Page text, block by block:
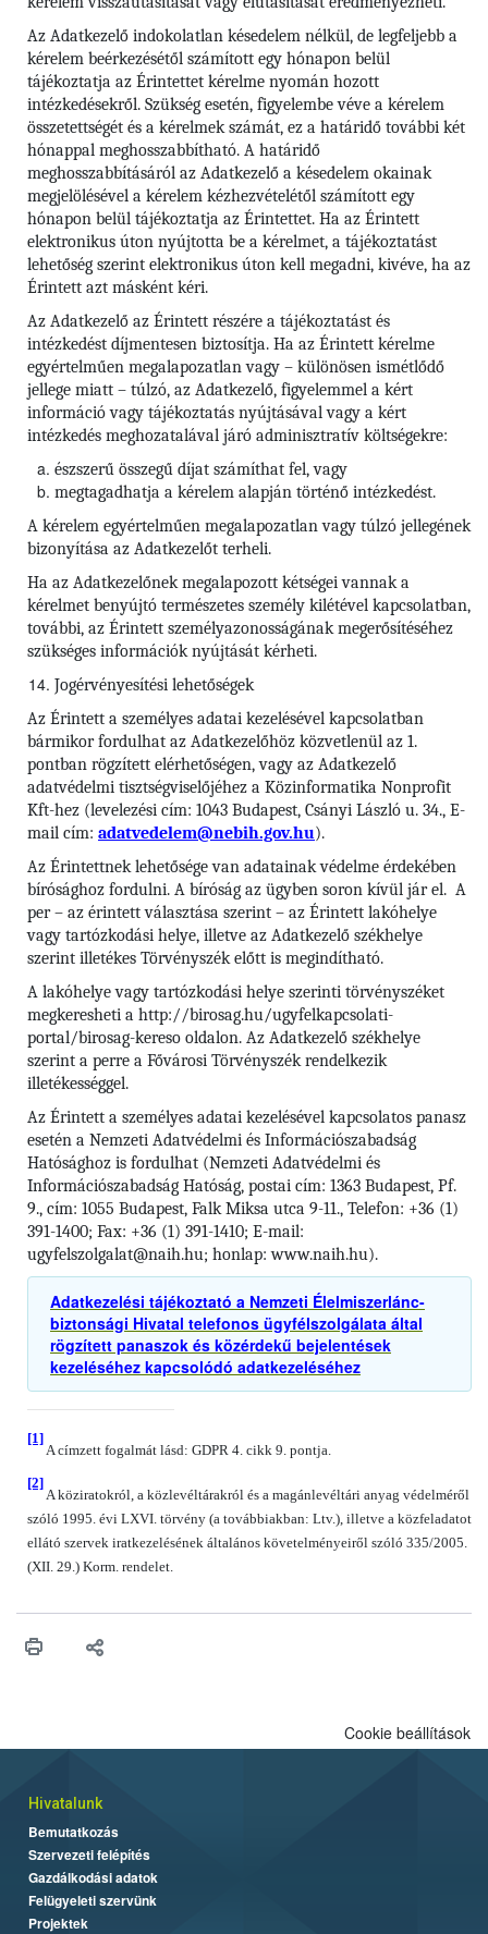
Az Adatkezelő indokolatlan késedelem nélkül, de legfeljebb a
kérelem beérkezésétől számított egy hónapon belül
tájékoztatja az Érintettet kérelme nyomán hozott
intézkedésekről. Szükség esetén, figyelembe véve a kérelem
összetettségét és a kérelmek számát, ez a határidő további két
hónappal meghosszabbítható. A határidő
meghosszabbításáról az Adatkezelő a késedelem okainak
megjelölésével a kérelem kézhezvételétől számított egy
hónapon belül tájékoztatja az Érintettet. Ha az Érintett
elektronikus úton nyújtotta be a kérelmet, a tájékoztatást
lehetőség szerint elektronikus úton kell megadni, kivéve, ha az
Érintett azt másként kéri.
Az Adatkezelő az Érintett részére a tájékoztatást és
intézkedést díjmentesen biztosítja. Ha az Érintett kérelme
egyértelműen megalapozatlan vagy – különösen ismétlődő
jellege miatt – túlzó, az Adatkezelő, figyelemmel a kért
információ vagy tájékoztatás nyújtásával vagy a kért
intézkedés meghozatalával járó adminisztratív költségekre:
észszerű összegű díjat számíthat fel, vagy
megtagadhatja a kérelem alapján történő intézkedést.
A kérelem egyértelműen megalapozatlan vagy túlzó jellegének
bizonyítása az Adatkezelőt terheli.
Ha az Adatkezelőnek megalapozott kétségei vannak a
kérelmet benyújtó természetes személy kilétével kapcsolatban,
további, az Érintett személyazonosságának megerősítéséhez
szükséges információk nyújtását kérheti.
Jogérvényesítési lehetőségek
Az Érintett a személyes adatai kezelésével kapcsolatban
bármikor fordulhat az Adatkezelőhöz közvetlenül az 1.
pontban rögzített elérhetőségen, vagy az Adatkezelő
adatvédelmi tisztségviselőjéhez a Közinformatika Nonprofit
Kft-hez (levelezési cím: 1043 Budapest, Csányi László u. 34., E-
mail cím: adatvedelem@nebih.gov.hu).
Az Érintettnek lehetősége van adatainak védelme érdekében
bírósághoz fordulni. A bíróság az ügyben soron kívül jár el. A
per – az érintett választása szerint – az Érintett lakóhelye
vagy tartózkodási helye, illetve az Adatkezelő székhelye
szerint illetékes Törvényszék előtt is megindítható.
A lakóhelye vagy tartózkodási helye szerinti törvényszéket
megkeresheti a http://birosag.hu/ugyfelkapcsolati-
portal/birosag-kereso oldalon. Az Adatkezelő székhelye
szerint a perre a Fővárosi Törvényszék rendelkezik
illetékességgel.
Az Érintett a személyes adatai kezelésével kapcsolatos panasz
esetén a Nemzeti Adatvédelmi és Információszabadság
Hatósághoz is fordulhat (Nemzeti Adatvédelmi és
Információszabadság Hatóság, postai cím: 1363 Budapest, Pf.
9., cím: 1055 Budapest, Falk Miksa utca 9-11., Telefon: +36 (1)
391-1400; Fax: +36 (1) 391-1410; E-mail:
ugyfelszolgalat@naih.hu; honlap: www.naih.hu).
Adatkezelési tájékoztató a Nemzeti Élelmiszerlánc-
biztonsági Hivatal telefonos ügyfélszolgálata által
rögzített panaszok és közérdekű bejelentések
kezeléséhez kapcsolódó adatkezeléséhez
[1]
A címzett fogalmát lásd: GDPR 4. cikk 9. pontja.
[2]
A köziratokról, a közlevéltárakról és a magánlevéltári anyag védelméről
szóló 1995. évi LXVI. törvény (a továbbiakban: Ltv.), illetve a közfeladatot
ellátó szervek iratkezelésének általános követelményeiről szóló 335/2005.
(XII. 29.) Korm. rendelet.
Cookie beállítások
Hivatalunk
Bemutatkozás
Szervezeti felépítés
Gazdálkodási adatok
Felügyeleti szervünk
Projektek